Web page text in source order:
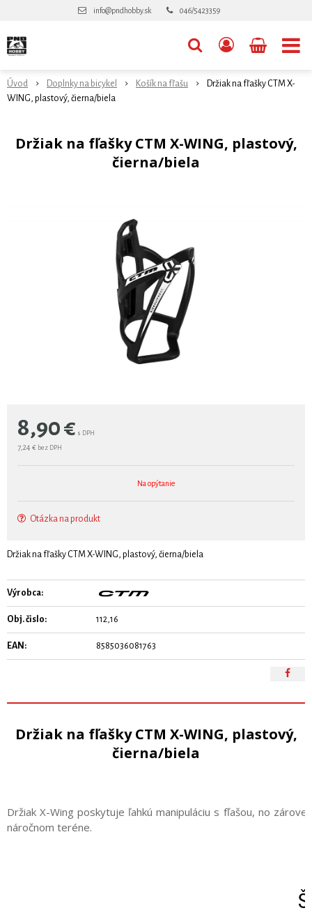
info@pndhobby.sk 046/5423359
Úvod Doplnky na bicykel Košík na fľašu
Držiak na fľašky CTM X-
WING, plastový, čierna/biela
Držiak na fľašky CTM X-WING, plastový,
čierna/biela
8,90€ s DPH
7,24 € bez DPH
Na opýtanie
Otázka na produkt
Držiak na fľašky CTM X-WING, plastový, čierna/biela
Výrobca:
Obj. čislo: 112,16
EAN: 8585036081763
Držiak na fľašky CTM X-WING, plastový,
čierna/biela
Držiak X-Wing poskytuje ľahkú manipuláciu s fľašou, no
náročnom teréne.